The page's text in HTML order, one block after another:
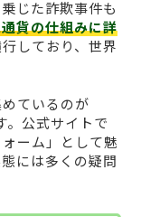
じた詐欺事件も
貨の仕組みに詳
しており、世界
ているのが
。公式サイトで
ーム」として魅
には多くの疑問